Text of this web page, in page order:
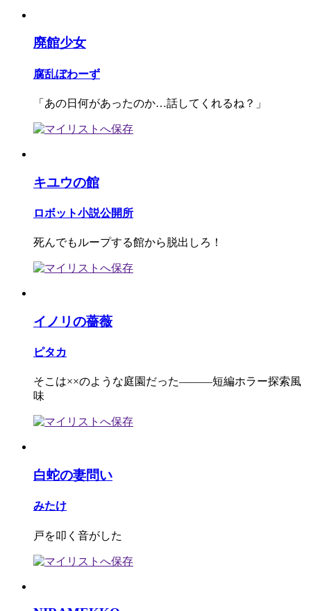
廃館少女
腐乱ぼわーず
「あの日何があったのか…話してくれるね？」
キユウの館
ロボット小説公開所
死んでもループする館から脱出しろ！
イノリの薔薇
ピタカ
そこは××のような庭園だった―――短編ホラー探索風
味
白蛇の妻問い
みたけ
戸を叩く音がした